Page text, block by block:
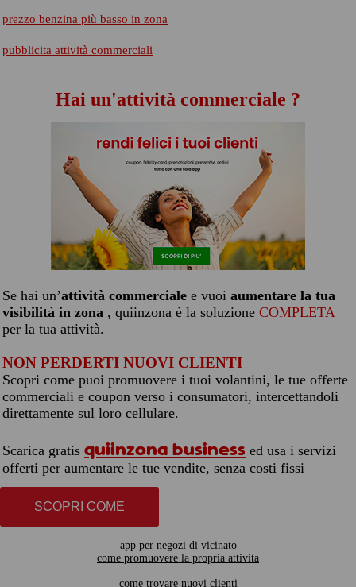
prezzo benzina più basso in zona
pubblicita attività commerciali
Hai un'attività commerciale ?
Se hai un’attività commerciale e vuoi aumentare la tua
visibilità in zona , quiinzona è la soluzione COMPLETA
per la tua attività.
NON PERDERTI NUOVI CLIENTI
Scopri come puoi promuovere i tuoi volantini, le tue offerte
commerciali e coupon verso i consumatori, intercettandoli
direttamente sul loro cellulare.
Scarica gratis quiinzona business ed usa i servizi
offerti per aumentare le tue vendite, senza costi fissi
SCOPRI COME
app per negozi di vicinato
come promuovere la propria attivita
come trovare nuovi clienti